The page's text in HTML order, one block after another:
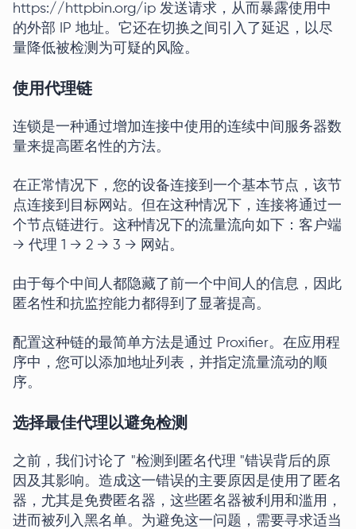
https://httpbin.org/ip 发送请求，从而暴露使用中
的外部 IP 地址。它还在切换之间引入了延迟，以尽
量降低被检测为可疑的风险。
使用代理链
连锁是一种通过增加连接中使用的连续中间服务器数
量来提高匿名性的方法。
在正常情况下，您的设备连接到一个基本节点，该节
点连接到目标网站。但在这种情况下，连接将通过一
个节点链进行。这种情况下的流量流向如下：客户端
→ 代理 1 → 2 → 3 → 网站。
由于每个中间人都隐藏了前一个中间人的信息，因此
匿名性和抗监控能力都得到了显著提高。
配置这种链的最简单方法是通过 Proxifier。在应用程
序中，您可以添加地址列表，并指定流量流动的顺
序。
选择最佳代理以避免检测
之前，我们讨论了 "检测到匿名代理 "错误背后的原
因及其影响。造成这一错误的主要原因是使用了匿名
器，尤其是免费匿名器，这些匿名器被利用和滥用，
进而被列入黑名单。为避免这一问题，需要寻求适当